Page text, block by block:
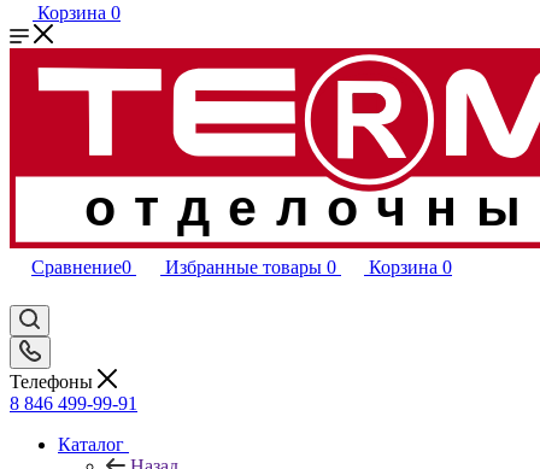
Корзина 0
Сравнение0 Избранные товары 0 Корзина 0
Телефоны
8 846 499-99-91
Каталог